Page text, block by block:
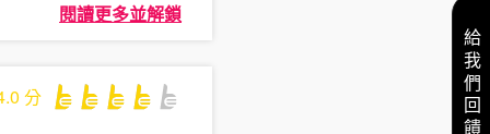
閱讀更多並解鎖
分 給我們回饋